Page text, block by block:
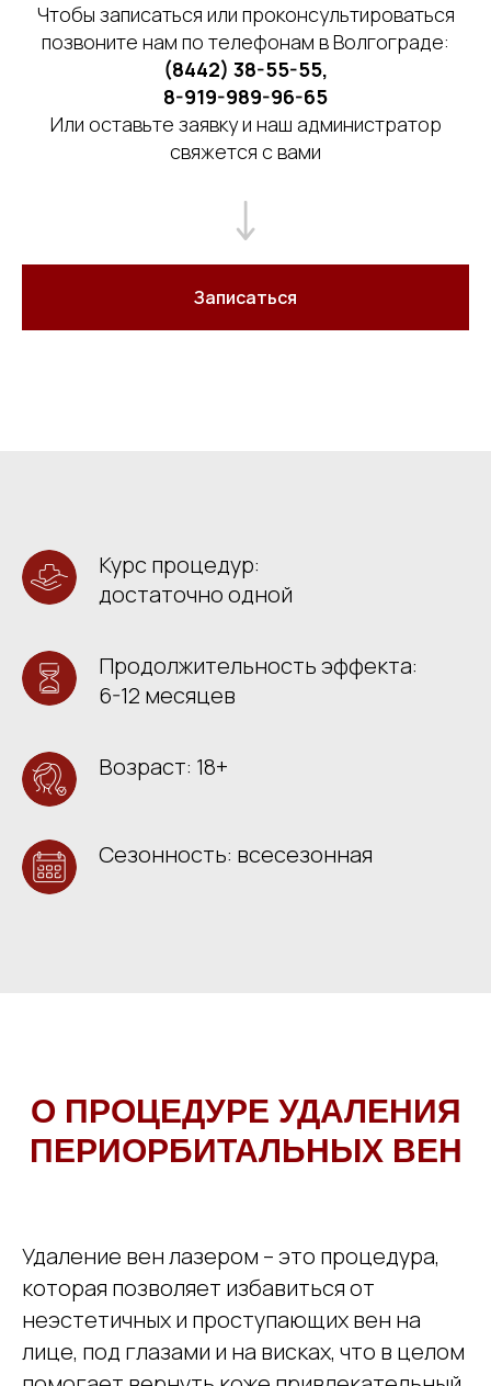
Чтобы записаться или проконсультироваться
позвоните нам по телефонам в Волгограде:
(8442) 38-55-55,
8-919-989-96-65
Или оставьте заявку и наш администратор
свяжется с вами
Записаться
Курс процедур:
достаточно одной
Продолжительность эффекта:
6-12 месяцев
Возраст: 18+
Сезонность: всесезонная
О ПРОЦЕДУРЕ УДАЛЕНИЯ
ПЕРИОРБИТАЛЬНЫХ ВЕН
Удаление вен лазером – это процедура,
которая позволяет избавиться от
неэстетичных и проступающих вен на
лице, под глазами и на висках, что в целом